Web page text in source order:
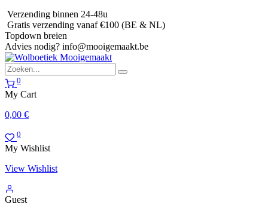
Verzending binnen 24-48u
Gratis verzending vanaf €100 (BE & NL)
Topdown breien
Advies nodig? info@mooigemaakt.be
0
My Cart
0,00 €
0
My Wishlist
View Wishlist
Guest